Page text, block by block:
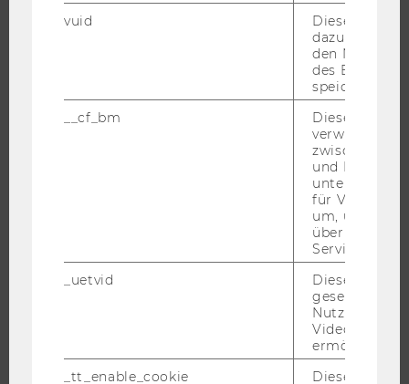
JOBPORTAL
vuid
Dieser
dazu
den
des
speichern.
__cf_bm
Dieses
verwendet,
zwischen
und Bots zu
für Vimeo
um, um
über die
Service zu
_uetvid
Dieses
gesetzt, um
Nutzung des
Videoplayers
ermöglichen
_tt_enable_cookie
Dieses